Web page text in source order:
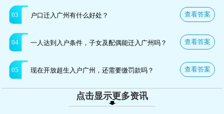
查看答案
03 户口迁入广州有什么好处？
查看答案
04 一人达到入户条件，子女及配偶能迁入广州吗？
查看答案
05 现在开放超生入户广州，还需要缴罚款吗？
点击显示更多资讯